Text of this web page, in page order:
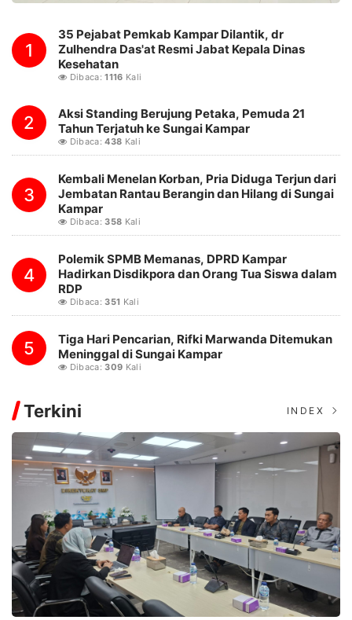
1
35 Pejabat Pemkab Kampar Dilantik, dr
Zulhendra Das'at Resmi Jabat Kepala Dinas
Kesehatan
Dibaca:1116 Kali
2
Aksi Standing Berujung Petaka, Pemuda 21
Tahun Terjatuh ke Sungai Kampar
Dibaca:438 Kali
3
Kembali Menelan Korban, Pria Diduga Terjun dari
Jembatan Rantau Berangin dan Hilang di Sungai
Kampar
Dibaca:358 Kali
4
Polemik SPMB Memanas, DPRD Kampar
Hadirkan Disdikpora dan Orang Tua Siswa dalam
RDP
Dibaca:351 Kali
5
Tiga Hari Pencarian, Rifki Marwanda Ditemukan
Meninggal di Sungai Kampar
Dibaca:309 Kali
Terkini INDEX